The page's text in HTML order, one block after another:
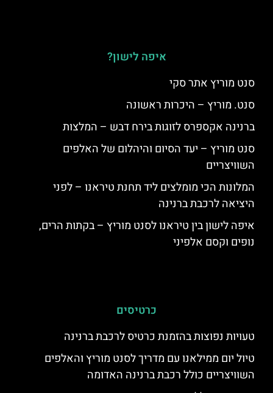
איפה לישון?
סנט מוריץ אתר סקי
סנט. מוריץ – היכרות ראשונה
ברנינה אקספרס לזוגות בירח דבש – המלצות
סנט מוריץ – יעד הסיום והיהלום של האלפים
השוויצריים
המלונות הכי מומלצים ליד תחנת טיראנו – לפני
היציאה לרכבת ברנינה
איפה לישון בין טיראנו לסנט מוריץ – בקתות הרים,
נופים וקסם אלפיני
כרטיסים
טעויות נפוצות בהזמנת כרטיס לרכבת ברנינה
טיול יום ממילאנו עם מדריך לסנט מוריץ והאלפים
השוויצריים כולל רכבת ברנינה האדומה